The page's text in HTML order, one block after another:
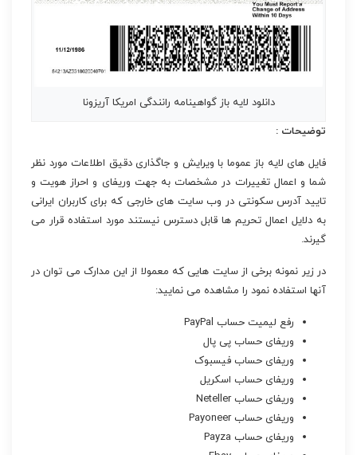
دانلود لایه باز گواهینامه رانندگی امریکا آریزونا
توضیحات :
فایل های لایه باز عموما با ویرایش و جاگذاری دقیق اطلاعات مورد نظر
شما و اعمال تغییرات در مشخصات به جهت وریفای و احراز هویت و
تایید آدرس سکونتی در وب سایت های خارجی که برای کاربران ایرانی
به دلایل اعمال تحریم ها قابل دسترس نیستند مورد استفاده قرار می
گیرند.
در زیر نمونه برخی از سایت هایی که معمولا از این مدارک می توان در
آنها استفاده نمود را مشاهده می نمایید:
رفع لیمیت حساب PayPal
وریفای حساب پی پال
وریفای حساب فیسبوک
وریفای حساب اسکریل
وریفای حساب Neteller
وریفای حساب Payoneer
وریفای حساب Payza